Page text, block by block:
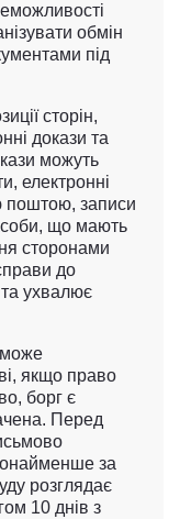
обмін
під
сторін,
докази та
можуть
електронні
поштою, записи
що мають
сторонами
до
ухвалює
може
якщо право
борг є
Перед
за
розглядає
10 днів з